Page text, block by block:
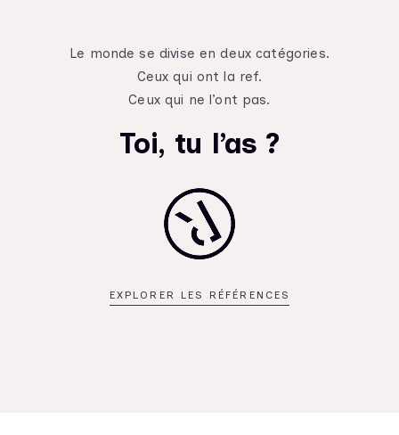
Le monde se divise en deux catégories.
Ceux qui ont la ref.
Ceux qui ne l’ont pas.
Toi, tu l’as ?
EXPLORER LES RÉFÉRENCES